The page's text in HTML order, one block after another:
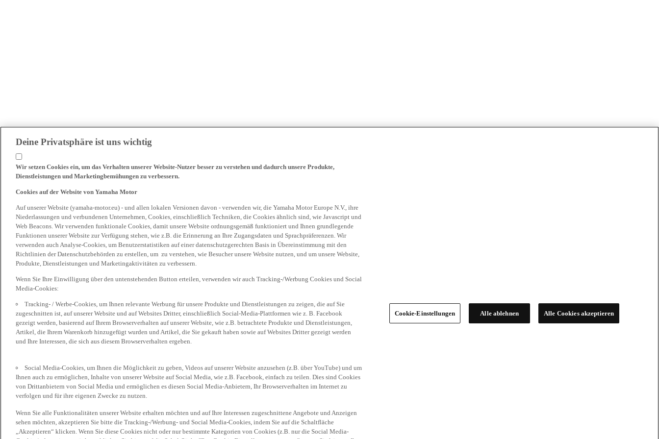
Deine Privatsphäre ist uns wichtig
Wir setzen Cookies ein, um das Verhalten unserer Website-Nutzer besser zu verstehen und dadurch unsere Produkte,
Dienstleistungen und Marketingbemühungen zu verbessern.
Cookies auf der Website von Yamaha Motor
Auf unserer Website (yamaha-motor.eu) - und allen lokalen Versionen davon - verwenden wir, die Yamaha Motor Europe N.V., ihre
Niederlassungen und verbundenen Unternehmen, Cookies, einschließlich Techniken, die Cookies ähnlich sind, wie Javascript und
Web Beacons. Wir verwenden funktionale Cookies, damit unsere Website ordnungsgemäß funktioniert und Ihnen grundlegende
Funktionen unserer Website zur Verfügung stehen, wie z.B. die Erinnerung an Ihre Zugangsdaten und Sprachpräferenzen. Wir
verwenden auch Analyse-Cookies, um Benutzerstatistiken auf einer datenschutzgerechten Basis in Übereinstimmung mit den
Richtlinien der Datenschutzbehörden zu erstellen, um zu verstehen, wie Besucher unsere Website nutzen, und um unsere Website,
Produkte, Dienstleistungen und Marketingaktivitäten zu verbessern.
Wenn Sie Ihre Einwilligung über den untenstehenden Button erteilen, verwenden wir auch Tracking-/Werbung Cookies und Social
Media-Cookies:
Tracking- / Werbe-Cookies, um Ihnen relevante Werbung für unsere Produkte und Dienstleistungen zu zeigen, die auf Sie
zugeschnitten ist, auf unserer Website und auf Websites Dritter, einschließlich Social-Media-Plattformen wie z. B. Facebook
gezeigt werden, basierend auf Ihrem Browserverhalten auf unserer Website, wie z.B. betrachtete Produkte und Dienstleistungen,
Artikel, die Ihrem Warenkorb hinzugefügt wurden und Artikel, die Sie gekauft haben sowie auf Websites Dritter gezeigt werden
und Ihre Interessen, die sich aus diesem Browserverhalten ergeben.
Social Media-Cookies, um Ihnen die Möglichkeit zu geben, Videos auf unserer Website anzusehen (z.B. über YouTube) und um
Ihnen auch zu ermöglichen, Inhalte von unserer Website auf Social Media, wie z.B. Facebook, einfach zu teilen. Dies sind Cookies
von Drittanbietern von Social Media und ermöglichen es diesen Social Media-Anbietern, Ihr Browserverhalten im Internet zu
verfolgen und für ihre eigenen Zwecke zu nutzen.
Wenn Sie alle Funktionalitäten unserer Website erhalten möchten und auf Ihre Interessen zugeschnittene Angebote und Anzeigen
sehen möchten, akzeptieren Sie bitte die Tracking-/Werbung- und Social Media-Cookies, indem Sie auf die Schaltfläche
„Akzeptieren“ klicken. Wenn Sie diese Cookies nicht oder nur bestimmte Kategorien von Cookies (z.B. nur die Social Media-
Cookie-Einstellungen Alle ablehnen Alle Cookies akzeptieren